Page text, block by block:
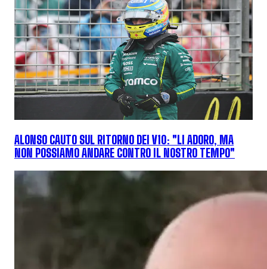
ALONSO CAUTO SUL RITORNO DEI V10: "LI ADORO, MA
NON POSSIAMO ANDARE CONTRO IL NOSTRO TEMPO"